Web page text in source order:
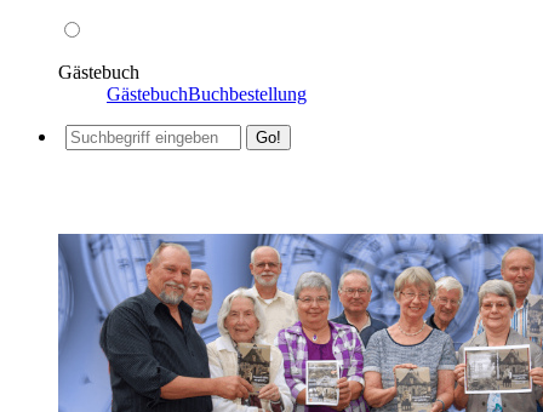
Gästebuch
GästebuchBuchbestellung